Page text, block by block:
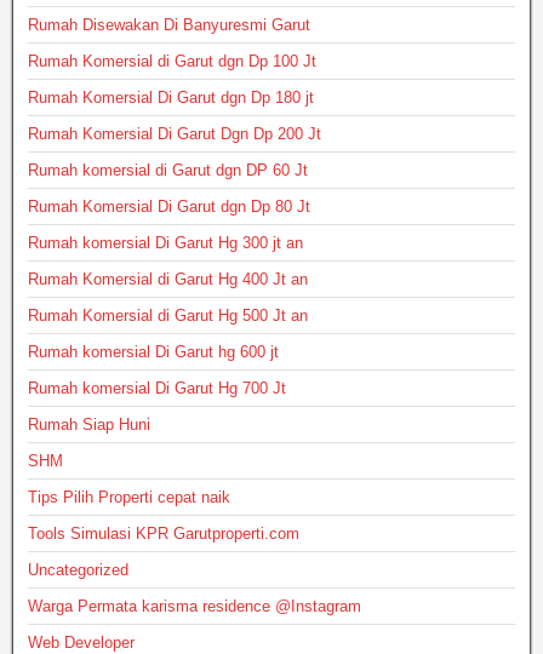
Rumah Disewakan Di Banyuresmi Garut
Rumah Komersial di Garut dgn Dp 100 Jt
Rumah Komersial Di Garut dgn Dp 180 jt
Rumah Komersial Di Garut Dgn Dp 200 Jt
Rumah komersial di Garut dgn DP 60 Jt
Rumah Komersial Di Garut dgn Dp 80 Jt
Rumah komersial Di Garut Hg 300 jt an
Rumah Komersial di Garut Hg 400 Jt an
Rumah Komersial di Garut Hg 500 Jt an
Rumah komersial Di Garut hg 600 jt
Rumah komersial Di Garut Hg 700 Jt
Rumah Siap Huni
SHM
Tips Pilih Properti cepat naik
Tools Simulasi KPR Garutproperti.com
Uncategorized
Warga Permata karisma residence @Instagram
Web Developer